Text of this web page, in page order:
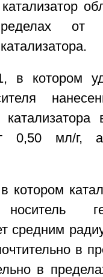
пределах
в котором
0,50 мл/г, а
котором
средним
в
в